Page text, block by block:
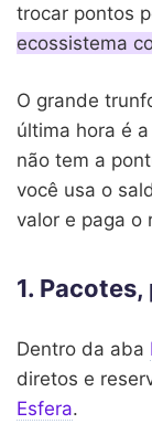
trocar pontos
ecossistema
O grande
última hora é a
não tem a
você usa o
valor e paga o
1.
Dentro da aba
diretos e
Esfera.